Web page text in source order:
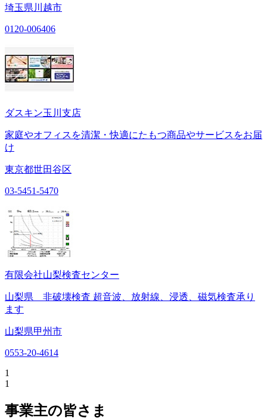
埼玉県川越市
0120-006406
ダスキン玉川支店
家庭やオフィスを清潔・快適にたもつ商品やサービスをお届
け
東京都世田谷区
03-5451-5470
有限会社山梨検査センター
山梨県 非破壊検査 超音波、放射線、浸透、磁気検査承り
ます
山梨県甲州市
0553-20-4614
1
1
事業主の皆さま